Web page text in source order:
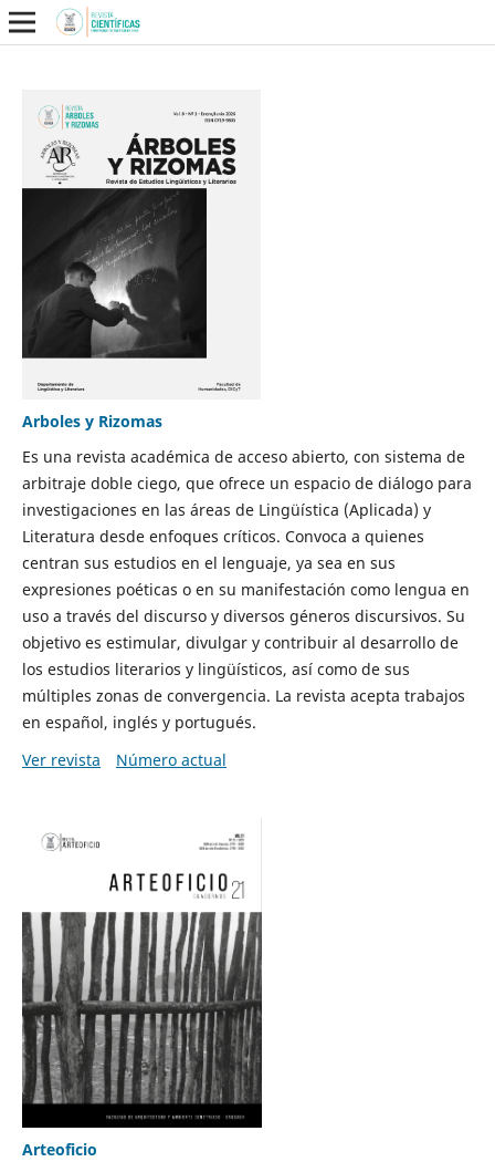
Arboles y Rizomas
Es una revista académica de acceso abierto, con sistema de
arbitraje doble ciego, que ofrece un espacio de diálogo para
investigaciones en las áreas de Lingüística (Aplicada) y
Literatura desde enfoques críticos. Convoca a quienes
centran sus estudios en el lenguaje, ya sea en sus
expresiones poéticas o en su manifestación como lengua en
uso a través del discurso y diversos géneros discursivos. Su
objetivo es estimular, divulgar y contribuir al desarrollo de
los estudios literarios y lingüísticos, así como de sus
múltiples zonas de convergencia. La revista acepta trabajos
en español, inglés y portugués.
Ver revista
Número actual
Arteoficio